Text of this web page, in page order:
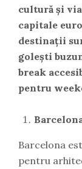
cultură și
capitale
destinații
golești
break
pentru
Barcelona
pentru